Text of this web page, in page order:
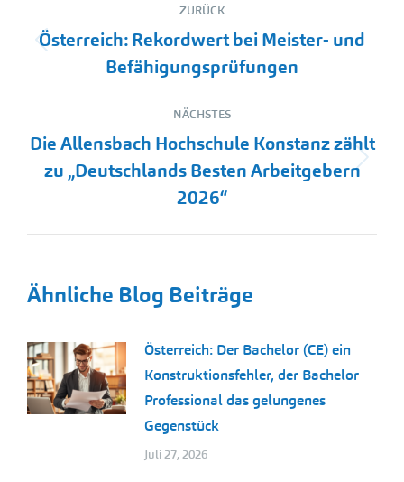
ZURÜCK
Vorheriger
Beitrag:
Österreich: Rekordwert bei Meister- und
Befähigungsprüfungen
NÄCHSTES
Nächster
Beitrag:
Die Allensbach Hochschule Konstanz zählt
zu „Deutschlands Besten Arbeitgebern
2026“
Ähnliche Blog Beiträge
Österreich: Der Bachelor (CE) ein
Konstruktionsfehler, der Bachelor
Professional das gelungenes
Gegenstück
Juli 27, 2026